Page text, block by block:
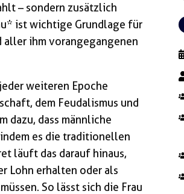
– sondern zusätzlich
ist wichtige Grundlage für
ihm vorangegangenen
weiteren Epoche
dem Feudalismus und
dazu, dass männliche
es die traditionellen
läuft das darauf hinaus,
Lohn erhalten oder als
So lässt sich die Frau